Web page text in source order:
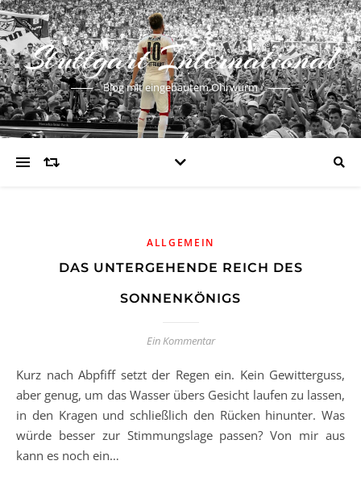
Stuttgart International
Blog mit eingebautem Ohrwurm
ALLGEMEIN
DAS UNTERGEHENDE REICH DES
SONNENKÖNIGS
Ein Kommentar
Kurz nach Abpfiff setzt der Regen ein. Kein Gewitterguss,
aber genug, um das Wasser übers Gesicht laufen zu lassen,
in den Kragen und schließlich den Rücken hinunter. Was
würde besser zur Stimmungslage passen? Von mir aus
kann es noch ein…